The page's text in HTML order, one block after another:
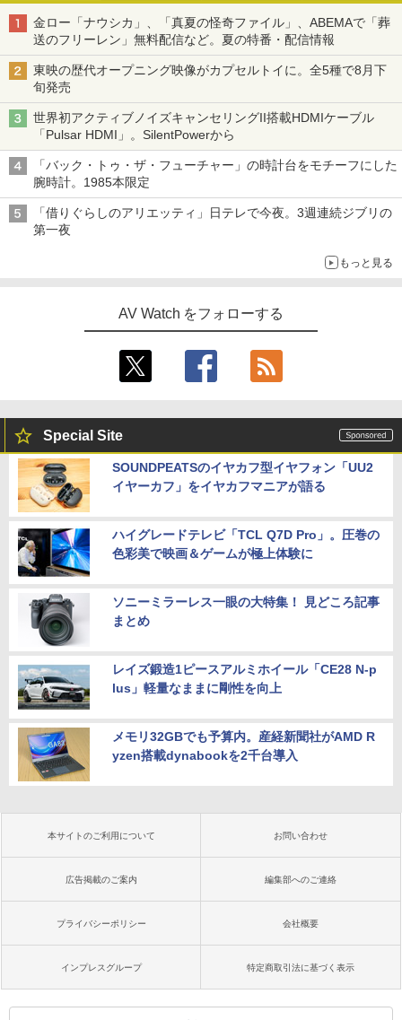
金ロー「ナウシカ」、「真夏の怪奇ファイル」、ABEMAで「葬
送のフリーレン」無料配信など。夏の特番・配信情報
東映の歴代オープニング映像がカプセルトイに。全5種で8月下
旬発売
世界初アクティブノイズキャンセリングII搭載HDMIケーブル
「Pulsar HDMI」。SilentPowerから
「バック・トゥ・ザ・フューチャー」の時計台をモチーフにした
腕時計。1985本限定
「借りぐらしのアリエッティ」日テレで今夜。3週連続ジブリの
第一夜
もっと見る
AV Watch をフォローする
Special Site
SOUNDPEATSのイヤカフ型イヤフォン「UU2
イヤーカフ」をイヤカフマニアが語る
ハイグレードテレビ「TCL Q7D Pro」。圧巻の
色彩美で映画＆ゲームが極上体験に
ソニーミラーレス一眼の大特集！ 見どころ記事
まとめ
レイズ鍛造1ピースアルミホイール「CE28 N-p
lus」軽量なままに剛性を向上
メモリ32GBでも予算内。産経新聞社がAMD R
yzen搭載dynabookを2千台導入
本サイトのご利用について お問い合わせ
広告掲載のご案内 編集部へのご連絡
プライバシーポリシー 会社概要
インプレスグループ 特定商取引法に基づく表示